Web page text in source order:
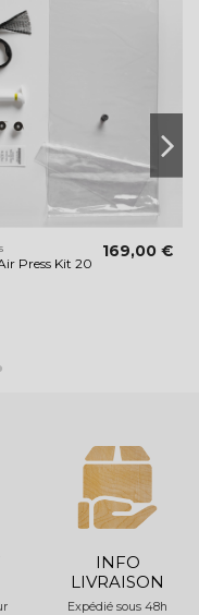
Press Kit 20
169,00 €
INFO
LIVRAISON
Expédié sous 48h